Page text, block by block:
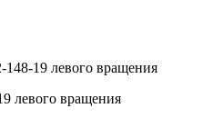
148-19 левого вращения
левого вращения